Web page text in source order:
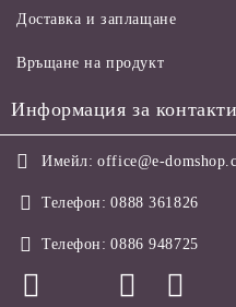
Доставка и заплащане
Връщане на продукт
Информация за
Имейл: office@e-
Телефон: 0888 361826
Телефон: 0886 948725